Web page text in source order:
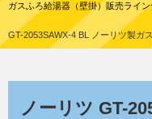
ガスふろ給湯器（壁掛）販売ライ
GT-2053SAWX-4 BL ノーリツ製ガ
ノーリツ GT-